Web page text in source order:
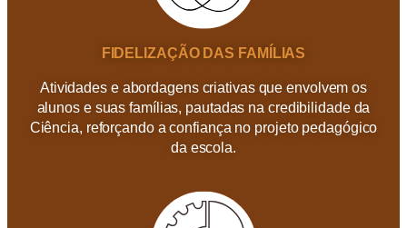
FIDELIZAÇÃO DAS FAMÍLIAS
Atividades e abordagens criativas que envolvem os
alunos e suas famílias, pautadas na credibilidade da
Ciência, reforçando a confiança no projeto pedagógico
da escola.